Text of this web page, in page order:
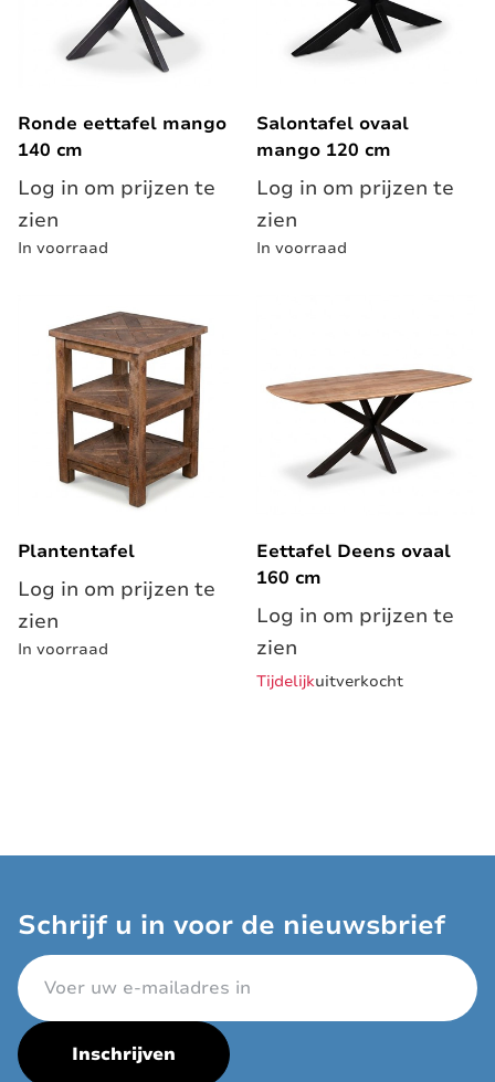
Ronde eettafel mango
140 cm
Log in om prijzen te
zien
In voorraad
Salontafel ovaal
mango 120 cm
Log in om prijzen te
zien
In voorraad
Plantentafel
Log in om prijzen te
zien
In voorraad
Eettafel Deens ovaal
160 cm
Log in om prijzen te
zien
Tijdelijkuitverkocht
Schrijf u in voor de nieuwsbrief
E-mailadres
Inschrijven